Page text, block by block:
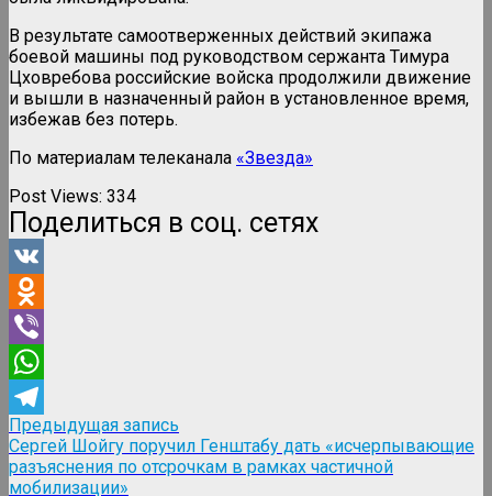
В результате самоотверженных действий экипажа
боевой машины под руководством сержанта Тимура
Цховребова российские войска продолжили движение
и вышли в назначенный район в установленное время,
избежав без потерь.
По материалам телеканала «Звезда»
Post Views: 334
Поделиться в соц. сетях
VK
Odnoklassniki
Viber
WhatsApp
Telegram
Навигация
по
Предыдущая запись
запись:
Сергей Шойгу поручил Генштабу дать «исчерпывающие
разъяснения по отсрочкам в рамках частичной
мобилизации»